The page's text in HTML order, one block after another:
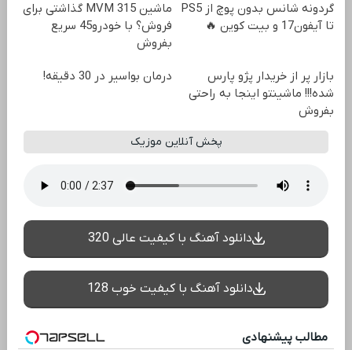
گردونه شانس بدون پوچ از PS5
تا آیفون17 و بیت کوین 🔥
ماشین MVM 315 گذاشتی برای
فروش؟ با خودرو45 سریع
بفروش
بازار پر از خریدار پژو پارس
شده!!! ماشینتو اینجا به راحتی
بفروش
درمان بواسیر در 30 دقیقه!
پخش آنلاین موزیک
دانلود آهنگ با کیفیت عالی 320
دانلود آهنگ با کیفیت خوب 128
مطالب پیشنهادی